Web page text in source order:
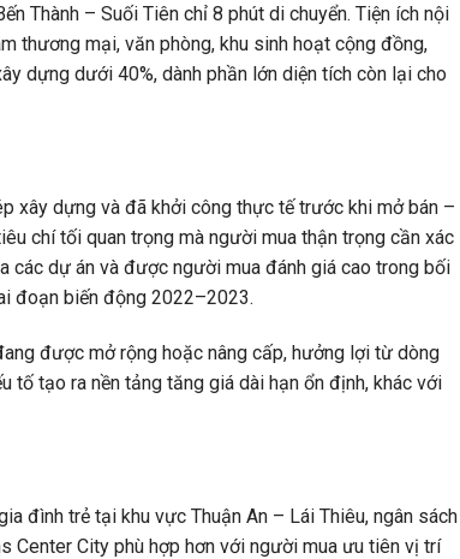
Thành – Suối Tiên chỉ 8 phút di chuyển. Tiện ích nội
thương mại, văn phòng, khu sinh hoạt cộng đồng,
dựng dưới 40%, dành phần lớn diện tích còn lại cho
xây dựng và đã khởi công thực tế trước khi mở bán –
chí tối quan trọng mà người mua thận trọng cần xác
các dự án và được người mua đánh giá cao trong bối
đoạn biến động 2022–2023.
được mở rộng hoặc nâng cấp, hưởng lợi từ dòng
tố tạo ra nền tảng tăng giá dài hạn ổn định, khác với
đình trẻ tại khu vực Thuận An – Lái Thiêu, ngân sách
Center City phù hợp hơn với người mua ưu tiên vị trí